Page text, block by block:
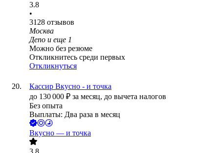
3.8
•
3128 отзывов
Москва
Депо и еще 1
Можно без резюме
Откликнитесь среди первых
Откликнуться
Кассир Вкусно - и точка
до 130 000 ₽ за месяц, до вычета налогов
Без опыта
Выплаты: Два раза в месяц
Вкусно — и точка